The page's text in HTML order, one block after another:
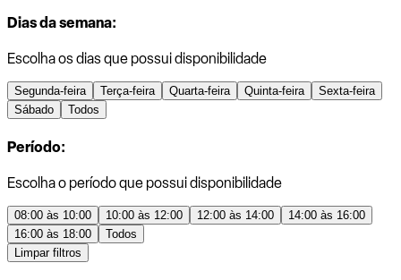
Dias da semana:
Escolha os dias que possui disponibilidade
Segunda-feira Terça-feira Quarta-feira Quinta-feira
Sexta-feira
Sábado
Todos
Período:
Escolha o período que possui disponibilidade
08:00 às 10:00 10:00 às 12:00 12:00 às 14:00
14:00 às 16:00
16:00 às 18:00
Todos
Limpar filtros